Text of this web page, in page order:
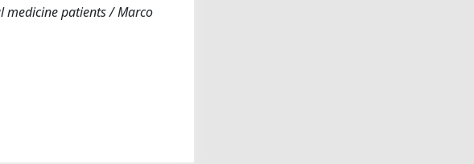
patients / Marco